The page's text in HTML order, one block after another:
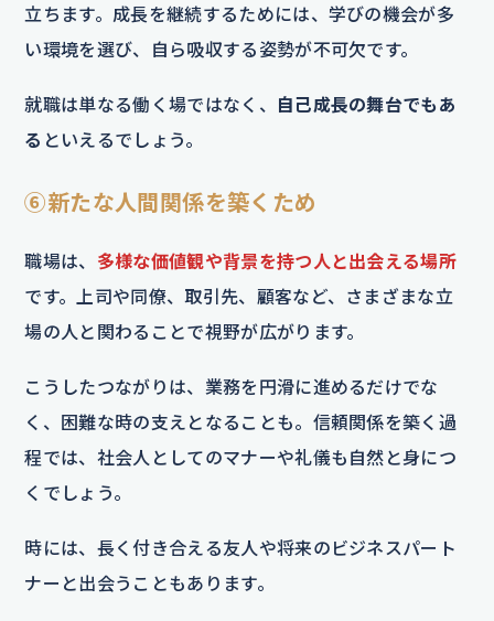
立ちます。成長を継続するためには、学びの機会が多
い環境を選び、自ら吸収する姿勢が不可欠です。
就職は単なる働く場ではなく、
自己成長の舞台でもあ
る といえるでしょう。
⑥新たな人間関係を築くため
職場は、 多様な価値観や背景を持つ人と出会える場所
です。上司や同僚、取引先、顧客など、さまざまな立
場の人と関わることで視野が広がります。
こうしたつながりは、業務を円滑に進めるだけでな
く、困難な時の支えとなることも。信頼関係を築く過
程では、社会人としてのマナーや礼儀も自然と身につ
くでしょう。
時には、長く付き合える友人や将来のビジネスパート
ナーと出会うこともあります。